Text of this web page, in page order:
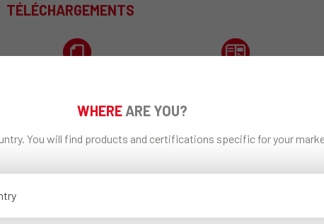
TÉLÉCHARGEMENTS
PARTAGEZ SUR
WHERE ARE YOU?
You will find products and certifications specific for your